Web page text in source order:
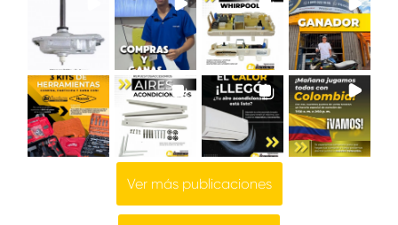
Ver más publicaciones